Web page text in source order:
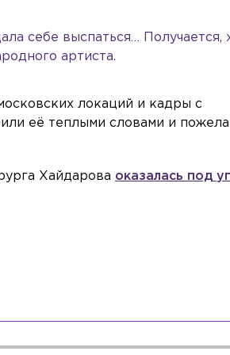
себе выспаться… Получается,
артиста.
локаций и кадры с
её теплыми словами и
Хайдарова оказалась под